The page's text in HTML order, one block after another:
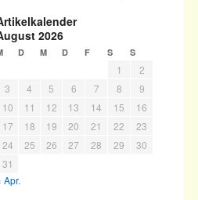
2026
D M D F S S
1
2
3
4 5 6 7 8
9
10
11 12 13 14 15
16
17
18 19 20 21 22
23
24
25 26 27 28 29
30
31
Apr.